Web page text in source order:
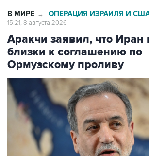
Аракчи заявил, что
близки к соглашению по
Ормузскому проливу